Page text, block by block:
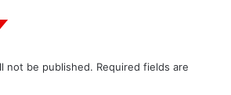
not be published. Required fields are